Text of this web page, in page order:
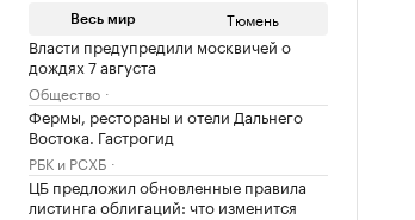
Весь мир Тюмень
Власти предупредили москвичей о
дождях 7 августа
Общество
Фермы, рестораны и отели Дальнего
Востока. Гастрогид
РБК и РСХБ
ЦБ предложил обновленные правила
листинга облигаций: что изменится